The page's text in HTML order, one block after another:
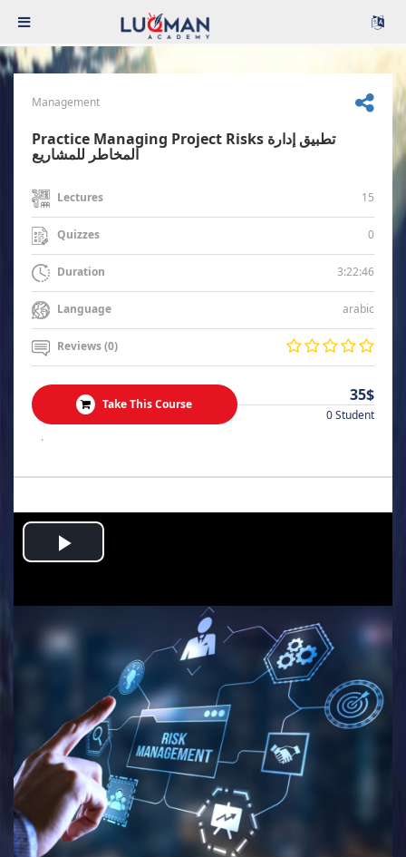
Management
Practice Managing Project Risks تطبيق إدارة
المخاطر للمشاريع
Lectures 15
Quizzes 0
Duration 3:22:46
Language arabic
Reviews (0)
Take This Course 35$
0 Student
.
Play
Video